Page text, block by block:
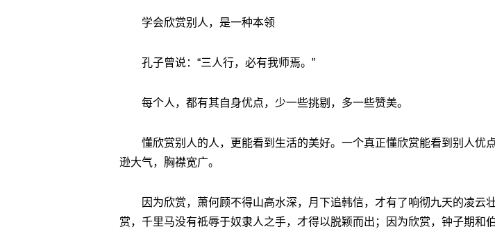
学会欣赏别人，是一种本领
孔子曾说：“三人行，必有我师焉。”
每个人，都有其自身优点，少一些挑剔，多一些赞美。
懂欣赏别人的人，更能看到生活的美好。一个真正懂欣赏能看到别人优
逊大气，胸襟宽广。
因为欣赏，萧何顾不得山高水深，月下追韩信，才有了响彻九天的凌云
赏，千里马没有祗辱于奴隶人之手，才得以脱颖而出；因为欣赏，钟子期和